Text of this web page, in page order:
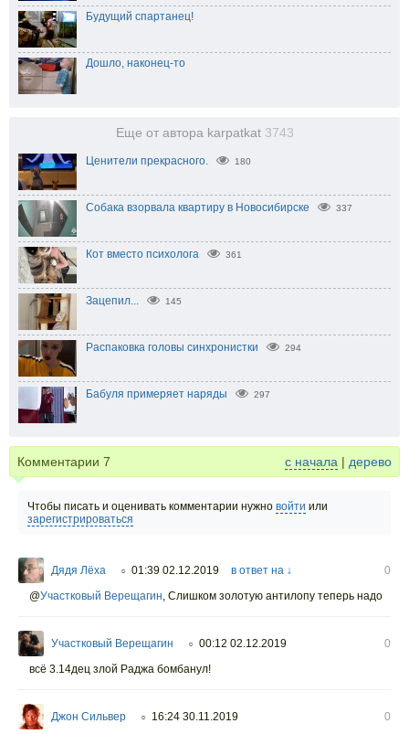
Будущий спартанец!
Дошло, наконец-то
Еще от автора karpatkat 3743
Ценители прекрасного. 180
Собака взорвала квартиру в Новосибирске 337
Кот вместо психолога 361
Зацепил... 145
Распаковка головы синхронистки 294
Бабуля примеряет наряды 297
Комментарии 7 с начала | дерево
Чтобы писать и оценивать комментарии нужно войти или
зарегистрироваться
Дядя Лёха ○ 01:39 02.12.2019 в ответ на ↓
0
@Участковый Верещагин, Слишком золотую антилопу теперь надо
Участковый Верещагин ○ 00:12 02.12.2019
0
всё 3.14дец злой Раджа бомбанул!
Джон Сильвер ○ 16:24 30.11.2019
0